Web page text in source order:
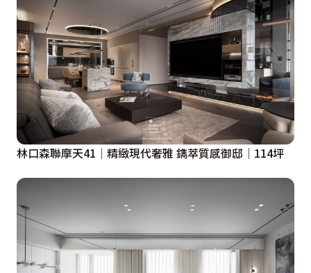
林口森聯摩天41│精緻現代奢雅 鐫萃質感御邸│114坪